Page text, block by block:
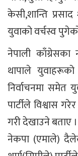
केसी,शान्ति
युवाको वर्चस्व
नेपाली
थापाले
निर्वाचनमा समेत
पार्टीले विश्वास
गरी देखाउने बताए ।
नेकपा (एमाले)